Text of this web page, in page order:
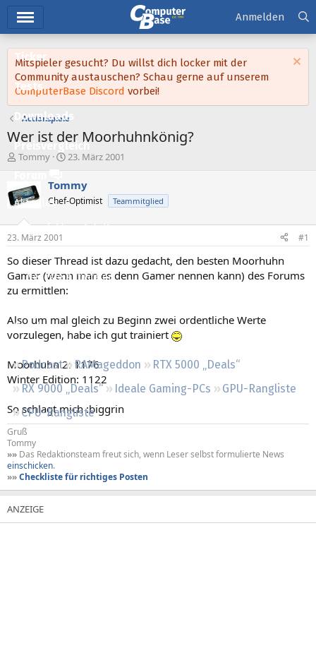
Ticker
Tests
Downloads
Preisvergleich
Forum
Aktuelles
Empfohlene Inhalte
Neueste Aktivitäten
Regeln
Podcast RAMageddon
RTX 5000 „Deals“
RX 9000 „Deals“
Ideale Gaming-PCs
GPU-Rangliste
CPU-Rangliste
Anmelden
Mitspieler gesucht? Du willst dich locker mit der
Community austauschen? Schau gerne auf unserem
ComputerBase Discord vorbei!
Actionspiele
Wer ist der Moorhuhnkönig?
E
r
t
e
e
r
Tommy
E
s
e
t
a
23. März 2001
Tommy
Chef-Optimist Teammitglied
23. März 2001 #1
So dieser Thread ist dazu gedacht, den besten Moorhuhn
Gamer (wenn man es denn Gamer nennen kann) des Forums
zu ermittlen:
Also um mal gleich zu Beginn zwei ordentliche Werte
vorzulegen, habe ich gut trainiert
Moorhuhn 2: 1176
Winter Edition: 1122
So schlagt mich :biggrin
Gruß
Tommy
»» Das Redaktionsteam freut sich, wenn Leser selbst formulierte News
einschicken.
»»Checkliste für richtiges Posten